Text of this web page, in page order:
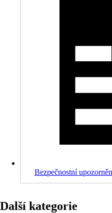
Bezpečnostní
Další kategorie